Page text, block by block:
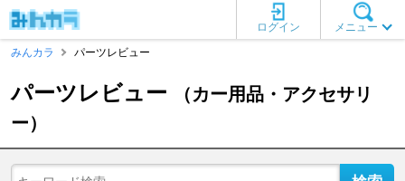
メニュー
ログイン
みんカラ
パーツレビュー
パーツレビュー
（カー用品・アクセサリ
ー）